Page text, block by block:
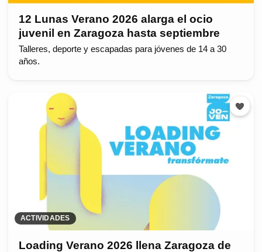
12 Lunas Verano 2026 alarga el ocio
juvenil en Zaragoza hasta septiembre
Talleres, deporte y escapadas para jóvenes de 14 a 30
años.
ACTIVIDADES
Loading Verano 2026 llena Zaragoza de